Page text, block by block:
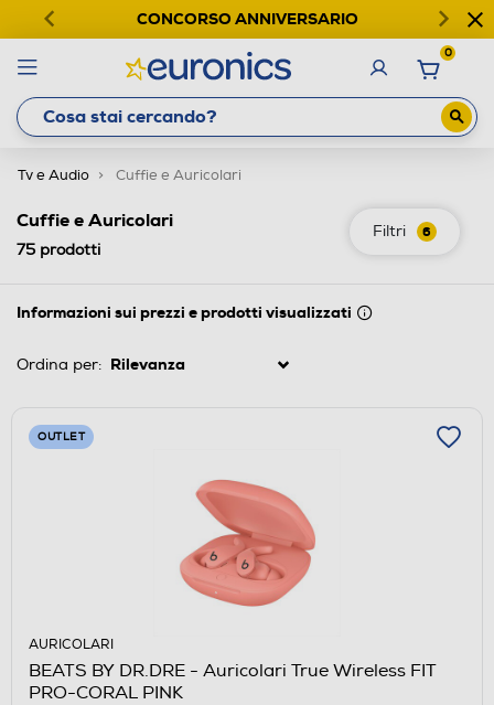
CONCORSO ANNIVERSARIO
0
Tv e Audio Cuffie e Auricolari
Filtri 6
Cuffie e Auricolari
75 prodotti
Informazioni sui prezzi e prodotti visualizzati
Ordina per:
OUTLET
AURICOLARI
BEATS BY DR.DRE - Auricolari True Wireless FIT
PRO-CORAL PINK